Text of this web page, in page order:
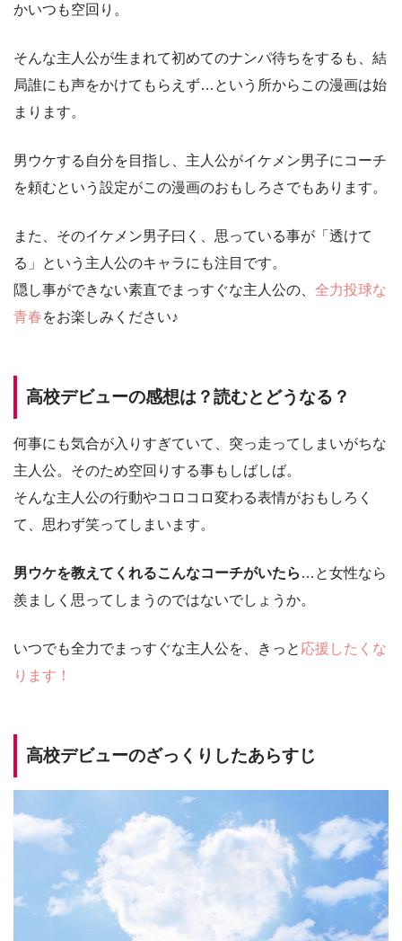
かいつも空回り。
そんな主人公が生まれて初めてのナンパ待ちをするも、結
局誰にも声をかけてもらえず…という所からこの漫画は始
まります。
男ウケする自分を目指し、主人公がイケメン男子にコーチ
を頼むという設定がこの漫画のおもしろさでもあります。
また、そのイケメン男子曰く、思っている事が「透けて
る」という主人公のキャラにも注目です。
隠し事ができない素直でまっすぐな主人公の、 全力投球な
青春をお楽しみください♪
高校デビューの感想は？読むとどうなる？
何事にも気合が入りすぎていて、突っ走ってしまいがちな
主人公。そのため空回りする事もしばしば。
そんな主人公の行動やコロコロ変わる表情がおもしろく
て、思わず笑ってしまいます。
男ウケを教えてくれるこんなコーチがいたら …と女性なら
羨ましく思ってしまうのではないでしょうか。
いつでも全力でまっすぐな主人公を、きっと 応援したくな
ります！
高校デビューのざっくりしたあらすじ